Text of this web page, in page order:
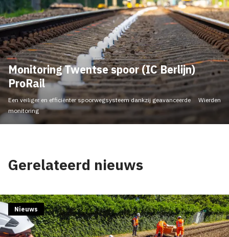
Monitoring Twentse spoor (IC Berlijn)
ProRail
Een veiliger en efficiënter spoorwegsysteem dankzij geavanceerde
monitoring
Wierden
Gerelateerd nieuws
Nieuws